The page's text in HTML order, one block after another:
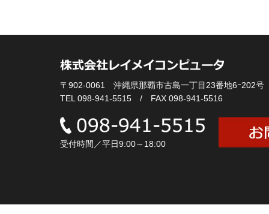
〒902-0061 沖縄県那覇市古島一丁目23番地6ｰ202号
TEL 098-941-5515 / FAX 098-941-5516
受付時間／平日9:00～18:00